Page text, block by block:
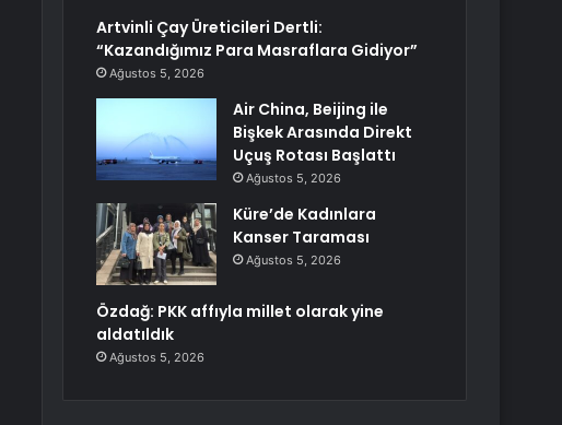
Artvinli Çay Üreticileri Dertli:
“Kazandığımız Para Masraflara Gidiyor”
Ağustos 5, 2026
Air China, Beijing ile
Bişkek Arasında Direkt
Uçuş Rotası Başlattı
Ağustos 5, 2026
Küre’de Kadınlara
Kanser Taraması
Ağustos 5, 2026
Özdağ: PKK affıyla millet olarak yine
aldatıldık
Ağustos 5, 2026